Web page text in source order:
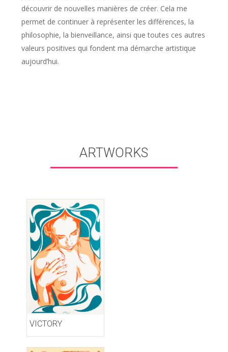
découvrir de nouvelles manières de créer. Cela me
permet de continuer à représenter les différences, la
philosophie, la bienveillance, ainsi que toutes ces autres
valeurs positives qui fondent ma démarche artistique
aujourd’hui.
ARTWORKS
VICTORY